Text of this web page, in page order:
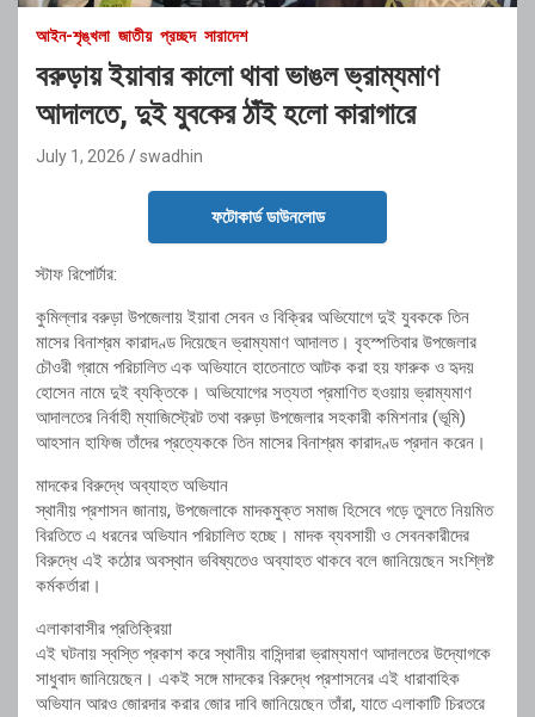
আইন-শৃঙ্খলা জাতীয় প্রচ্ছদ সারাদেশ
বরুড়ায় ইয়াবার কালো থাবা ভাঙল ভ্রাম্যমাণ
আদালতে, দুই যুবকের ঠাঁই হলো কারাগারে
July 1, 2026 swadhin
ফটোকার্ড ডাউনলোড
স্টাফ রিপোর্টার:
কুমিল্লার বরুড়া উপজেলায় ইয়াবা সেবন ও বিক্রির অভিযোগে দুই যুবককে তিন
মাসের বিনাশ্রম কারাদণ্ড দিয়েছেন ভ্রাম্যমাণ আদালত। বৃহস্পতিবার উপজেলার
চৌওরী গ্রামে পরিচালিত এক অভিযানে হাতেনাতে আটক করা হয় ফারুক ও হৃদয়
হোসেন নামে দুই ব্যক্তিকে। অভিযোগের সত্যতা প্রমাণিত হওয়ায় ভ্রাম্যমাণ
আদালতের নির্বাহী ম্যাজিস্ট্রেট তথা বরুড়া উপজেলার সহকারী কমিশনার (ভূমি)
আহসান হাফিজ তাঁদের প্রত্যেককে তিন মাসের বিনাশ্রম কারাদণ্ড প্রদান করেন।
মাদকের বিরুদ্ধে অব্যাহত অভিযান
স্থানীয় প্রশাসন জানায়, উপজেলাকে মাদকমুক্ত সমাজ হিসেবে গড়ে তুলতে নিয়মিত
বিরতিতে এ ধরনের অভিযান পরিচালিত হচ্ছে। মাদক ব্যবসায়ী ও সেবনকারীদের
বিরুদ্ধে এই কঠোর অবস্থান ভবিষ্যতেও অব্যাহত থাকবে বলে জানিয়েছেন সংশ্লিষ্ট
কর্মকর্তারা।
এলাকাবাসীর প্রতিক্রিয়া
এই ঘটনায় স্বস্তি প্রকাশ করে স্থানীয় বাসিন্দারা ভ্রাম্যমাণ আদালতের উদ্যোগকে
সাধুবাদ জানিয়েছেন। একই সঙ্গে মাদকের বিরুদ্ধে প্রশাসনের এই ধারাবাহিক
অভিযান আরও জোরদার করার জোর দাবি জানিয়েছেন তাঁরা, যাতে এলাকাটি চিরতরে